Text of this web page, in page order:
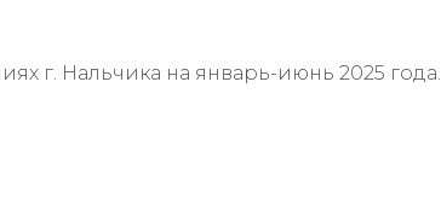
г. Нальчика на январь-июнь 2025 года.